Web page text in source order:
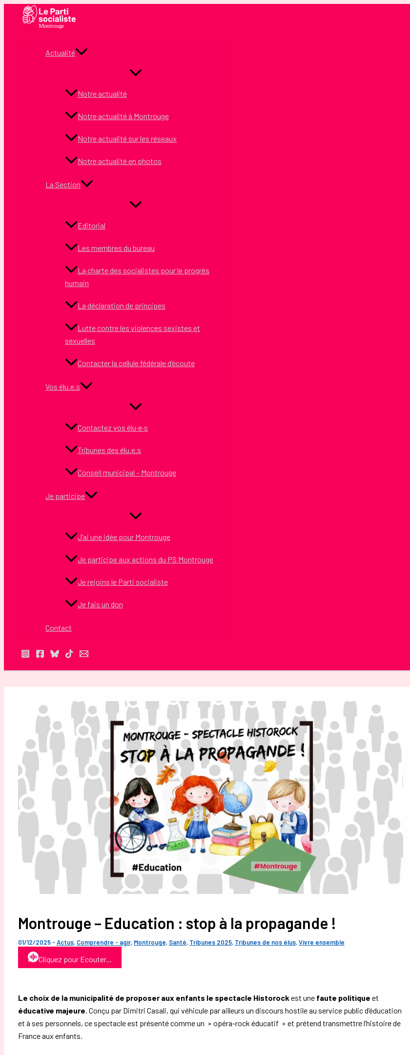
Actualité
Notre actualité
Notre actualité à Montrouge
Notre actualité sur les réseaux
Notre actualité en photos
La Section
Editorial
Les membres du bureau
La charte des socialistes pour le progrès
humain
La déclaration de principes
Lutte contre les violences sexistes et
sexuelles
Contacter la cellule fédérale d’écoute
Vos élu.e.s
Contactez vos élu·e·s
Tribunes des élu.e.s
Conseil municipal – Montrouge
Je participe
J’ai une idée pour Montrouge
Je participe aux actions du PS Montrouge
Je rejoins le Parti socialiste
Je fais un don
Contact
Montrouge – Education : stop à la propagande !
01/12/2025 - Actus, Comprendre - agir, Montrouge, Santé, Tribunes 2025, Tribunes de nos élus,Vivre ensemble
Cliquez pour Ecouter...
Le choix de la municipalité de proposer aux enfants le spectacle Historock est une faute politique et
éducative majeure. Conçu par Dimitri Casali, qui véhicule par ailleurs un discours hostile au service public d’éducation
et à ses personnels, ce spectacle est présenté comme un » opéra-rock éducatif » et prétend transmettre l’histoire de
France aux enfants.